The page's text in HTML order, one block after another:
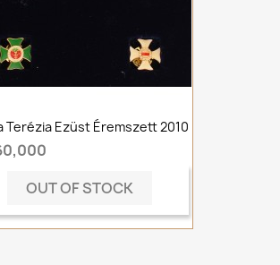
Terézia Ezüst Éremszett 2010
OUT OF STOCK